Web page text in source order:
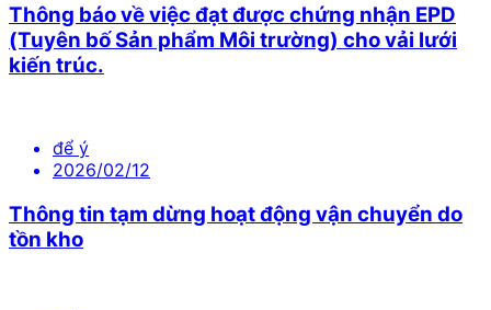
Thông báo về việc đạt được chứng nhận EPD
(Tuyên bố Sản phẩm Môi trường) cho vải lưới
kiến trúc.
để ý
2026/02/12
Thông tin tạm dừng hoạt động vận chuyển do
tồn kho